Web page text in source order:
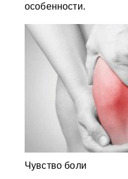
особенности.
Чувство боли